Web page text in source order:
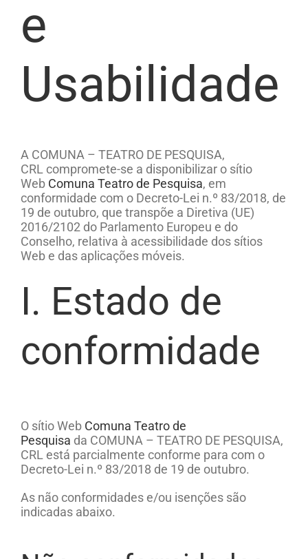
e
Usabilidade
A COMUNA – TEATRO DE PESQUISA,
CRLcompromete-se a disponibilizar o sítio
Web Comuna Teatro de Pesquisa, em
conformidade com o Decreto-Lei n.º 83/2018, de
19 de outubro, que transpõe a Diretiva (UE)
2016/2102 do Parlamento Europeu e do
Conselho, relativa à acessibilidade dos sítios
Web e das aplicações móveis.
I. Estado de
conformidade
O sítio Web Comuna Teatro de
Pesquisa da COMUNA – TEATRO DE PESQUISA,
CRL está parcialmente conforme para com o
Decreto-Lei n.º 83/2018 de 19 de outubro.
As não conformidades e/ou isenções são
indicadas abaixo.